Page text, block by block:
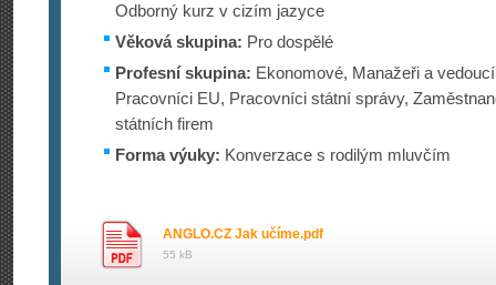
Odborný kurz v cizím jazyce
Věková skupina: Pro dospělé
Profesní skupina: Ekonomové, Manažeři a
Pracovníci EU, Pracovníci státní správy,
státních firem
Forma výuky: Konverzace s rodilým mluvčím
ANGLO.CZ Jak učíme.pdf
55 kB